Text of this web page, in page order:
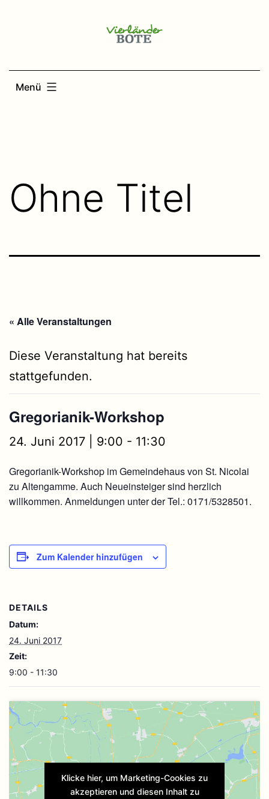
Menü
Ohne Titel
« Alle Veranstaltungen
Diese Veranstaltung hat bereits
stattgefunden.
Gregorianik-Workshop
24. Juni 2017 | 9:00 - 11:30
Gregorianik-Workshop im Gemeindehaus von St. Nicolai
zu Altengamme. Auch Neueinsteiger sind herzlich
willkommen. Anmeldungen unter der Tel.: 0171/5328501.
Zum Kalender hinzufügen
DETAILS
Datum:
24. Juni 2017
Zeit:
9:00 - 11:30
Klicke hier, um Marketing-Cookies zu
akzeptieren und diesen Inhalt zu